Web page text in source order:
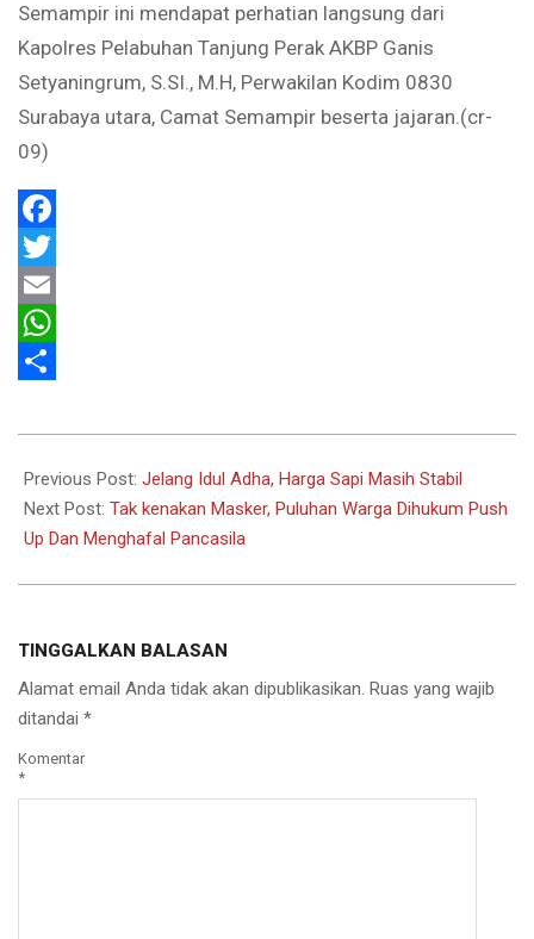
Semampir ini mendapat perhatian langsung dari
Kapolres Pelabuhan Tanjung Perak AKBP Ganis
Setyaningrum, S.SI., M.H, Perwakilan Kodim 0830
Surabaya utara, Camat Semampir beserta jajaran.(cr-
09)
Facebook
Twitter
Email
WhatsApp
07-
10
Previous Post: Jelang Idul Adha, Harga Sapi Masih Stabil
Next Post: Tak kenakan Masker, Puluhan Warga Dihukum Push
Up Dan Menghafal Pancasila
TINGGALKAN BALASAN
Alamat email Anda tidak akan dipublikasikan. Ruas yang wajib
ditandai *
Komentar
*